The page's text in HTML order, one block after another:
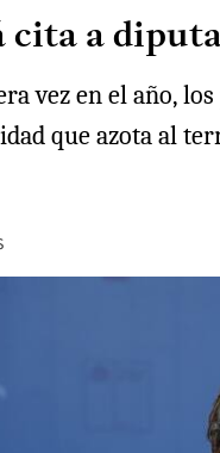
a
vez en el año,
que azota al